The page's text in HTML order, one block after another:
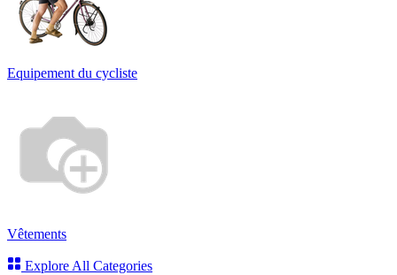
Equipement du cycliste
Vêtements
Explore All Categories